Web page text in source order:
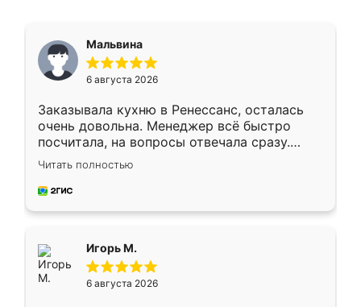
Мальвина
6 августа 2026
Заказывала кухню в Ренессанс, осталась
очень довольна. Менеджер всё быстро
посчитала, на вопросы отвечала сразу.
Замерщик приехал в субботу, подошёл к
делу со всей ответственностью. Собрали
за день, ребята работали аккуратно, даже
Читать полностью
Игорь М.
6 августа 2026